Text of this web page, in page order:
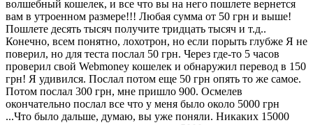
волшебный кошелек, и все что вы на него пошлете вернется
вам в утроенном размере!!! Любая сумма от 50 грн и выше!
Пошлете десять тысяч получите тридцать тысяч и т.д..
Конечно, всем понятно, лохотрон, но если порыть глубже Я не
поверил, но для теста послал 50 грн. Через где-то 5 часов
проверил свой Webmoney кошелек и обнаружил перевод в 150
грн! Я удивился. Послал потом еще 50 грн опять то же самое.
Потом послал 300 грн, мне пришло 900. Осмелев
окончательно послал все что у меня было около 5000 грн
...Что было дальше, думаю, вы уже поняли. Никаких 15000